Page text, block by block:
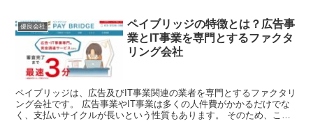
優良会社
ペイブリッジの特徴とは？広告事
業とIT事業を専門とするファクタ
リング会社
ペイブリッジは、広告及びIT事業関連の業者を専門とするファクタリ
ング会社です。 広告事業やIT事業は多くの人件費がかかるだけでな
く、支払いサイクルが長いという性質もあります。 そのため、これ